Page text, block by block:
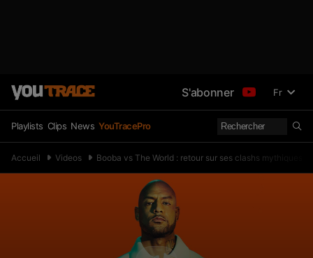
S'abonner Fr
Playlists Clips News YouTracePro
Accueil Videos Booba vs The World : retour sur ses clashs mythiques